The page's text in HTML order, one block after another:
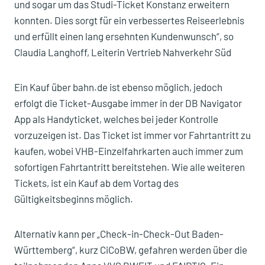
und sogar um das Studi-Ticket Konstanz erweitern
konnten. Dies sorgt für ein verbessertes Reiseerlebnis
und erfüllt einen lang ersehnten Kundenwunsch“, so
Claudia Langhoff, Leiterin Vertrieb Nahverkehr Süd
Ein Kauf über bahn.de ist ebenso möglich, jedoch
erfolgt die Ticket-Ausgabe immer in der DB Navigator
App als Handyticket, welches bei jeder Kontrolle
vorzuzeigen ist. Das Ticket ist immer vor Fahrtantritt zu
kaufen, wobei VHB-Einzelfahrkarten auch immer zum
sofortigen Fahrtantritt bereitstehen. Wie alle weiteren
Tickets, ist ein Kauf ab dem Vortag des
Gültigkeitsbeginns möglich.
Alternativ kann per „Check-in-Check-Out Baden-
Württemberg“, kurz CiCoBW, gefahren werden über die